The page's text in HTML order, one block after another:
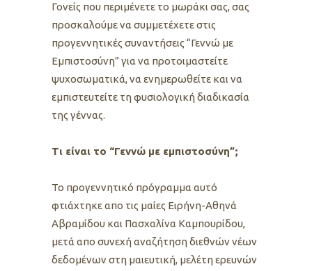
Γονείς που περιμένετε το μωράκι σας, σας
προσκαλούμε να συμμετέχετε στις
προγεννητικές συναντήσεις “Γεννώ με
Εμπιστοσύνη” για να προτοιμαστείτε
ψυχοσωματικά, να ενημερωθείτε και να
εμπιστευτείτε τη φυσιολογική διαδικασία
της γέννας.
Tι είναι το “Γεννώ με εμπιστοσύνη”;
Το προγεννητικό πρόγραμμα αυτό
φτιάχτηκε απο τις μαίες Ειρήνη-Αθηνά
Αβραμίδου και Πασχαλίνα Καμπουρίδου,
μετά απο συνεχή αναζήτηση διεθνών νέων
δεδομένων στη μαιευτική, μελέτη ερευνών